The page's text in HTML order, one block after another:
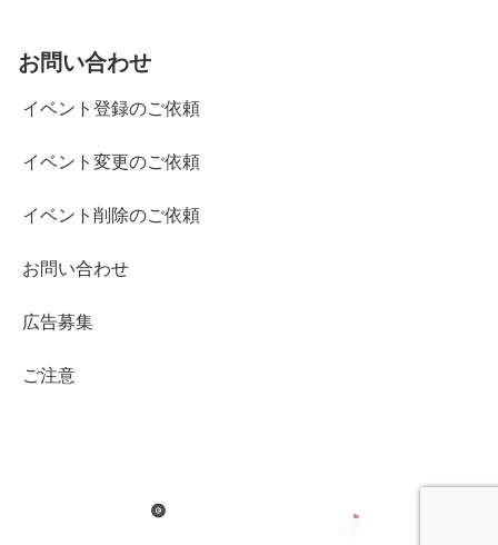
お問い合わせ
イベント登録のご依頼
イベント変更のご依頼
イベント削除のご依頼
お問い合わせ
広告募集
ご注意